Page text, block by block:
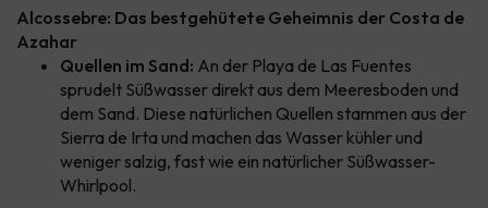
Alcossebre: Das bestgehütete Geheimnis der Costa de
Azahar
Quellen im Sand: An der Playa de Las Fuentes
sprudelt Süßwasser direkt aus dem Meeresboden und
dem Sand. Diese natürlichen Quellen stammen aus der
Sierra de Irta und machen das Wasser kühler und
weniger salzig, fast wie ein natürlicher Süßwasser-
Whirlpool.